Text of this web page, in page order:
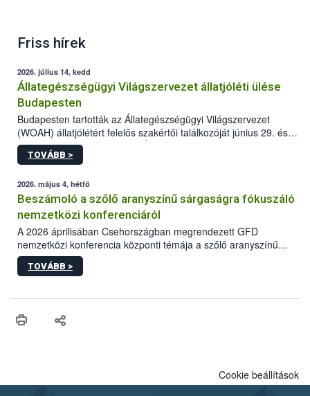
Friss hírek
2026. július 14, kedd
Állategészségügyi Világszervezet állatjóléti ülése
Budapesten
Budapesten tartották az Állategészségügyi Világszervezet
(WOAH) állatjólétért felelős szakértői találkozóját június 29. és
július 2. között. Az Agrár- és Élelmiszergazdaságért Felelős
Minisztérium (AÉM) és a Nemzeti Élelmiszerlánc-biztonsági
gazdasági haszonállatok jólétének elősegítése volt az európai
régió országaiban. Az ülésen, több mint 50 résztvevő osztotta
meg tapasztalatait a gazdasági haszonállatok jólétének
fejlesztéséről.
TOVÁBB >
2026. május 4, hétfő
Beszámoló a szőlő aranyszínű sárgaságra fókuszáló
nemzetközi konferenciáról
A 2026 áprilisában Csehországban megrendezett GFD
nemzetközi konferencia központi témája a szőlő aranyszínű
sárgaság fitoplazma (FD) és terjesztő vektora (Scaphoideus
titanus) volt. A nemzetközi eseményen többek között Bosznia-
Franciaország, Olaszország és Csehország mellett a Nemzeti
tartottak előadást. A résztvevők nagy érdeklődéssel fogadták a
TOVÁBB >
Cookie beállítások